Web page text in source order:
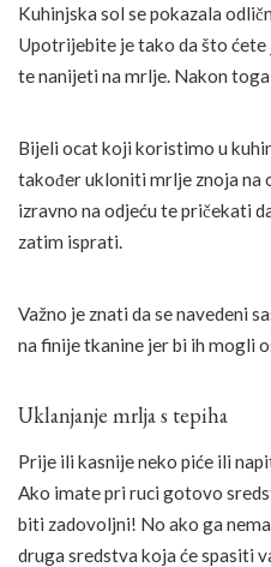
Kuhinjska sol se pokazala
Upotrijebite je tako da što
te nanijeti na mrlje. Nakon
Bijeli ocat koji koristimo u
također ukloniti mrlje znoja na
izravno na odjeću te pričekati
zatim isprati.
Važno je znati da se navedeni
na finije tkanine jer bi ih mogli
Uklanjanje mrlja s tepiha
Prije ili kasnije neko piće ili
Ako imate pri ruci gotovo
biti zadovoljni! No ako ga
druga sredstva koja će spasiti